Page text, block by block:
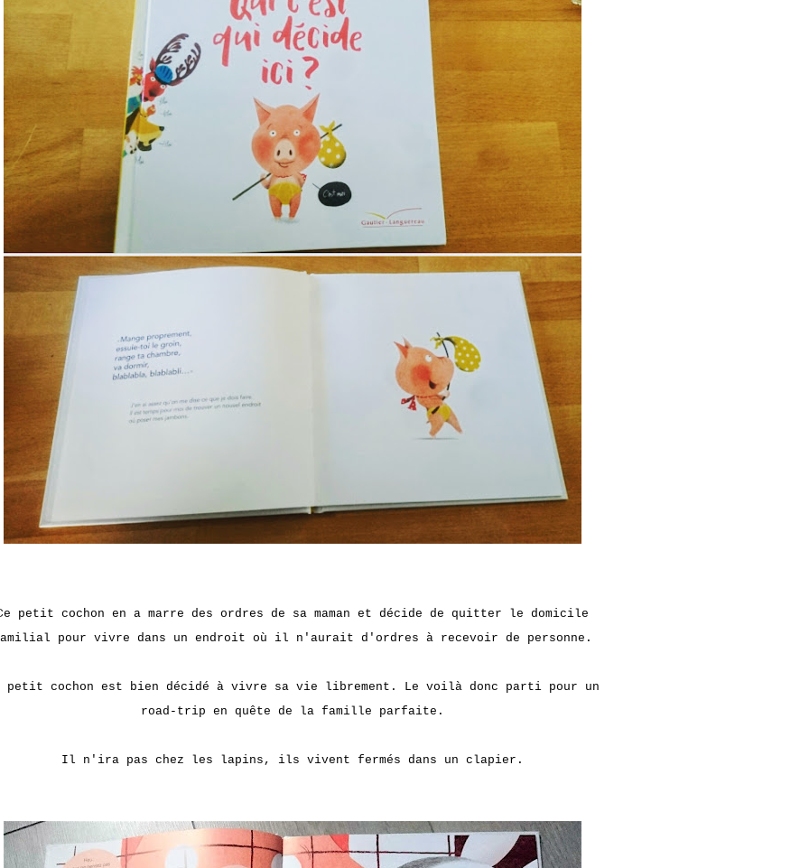
petit cochon en a marre des ordres de sa maman et décide de quitter le domicile
pour vivre dans un endroit où il n'aurait d'ordres à recevoir de personne.
petit cochon est bien décidé à vivre sa vie librement. Le voilà donc parti pour un
road-trip en quête de la famille parfaite.
Il n'ira pas chez les lapins, ils vivent fermés dans un clapier.